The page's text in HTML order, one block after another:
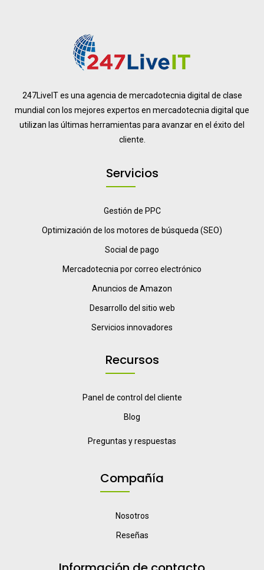
247LiveIT es una agencia de mercadotecnia digital de clase
mundial con los mejores expertos en mercadotecnia digital que
utilizan las últimas herramientas para avanzar en el éxito del
cliente.
Servicios
Gestión de PPC
Optimización de los motores de búsqueda (SEO)
Social de pago
Mercadotecnia por correo electrónico
Anuncios de Amazon
Desarrollo del sitio web
Servicios innovadores
Recursos
Panel de control del cliente
Blog
Preguntas y respuestas
Compañía
Nosotros
Reseñas